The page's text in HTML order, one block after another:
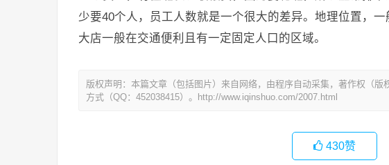
少要40个人，员工人数就是一个很大的差异。地理位置，
大店一般在交通便利且有一定固定人口的区域。
版权声明：本篇文章（包括图片）来自网络，由程序自动采集，著作权（
方式（QQ：452038415）。http://www.iqinshuo.com/2007.html
430赞